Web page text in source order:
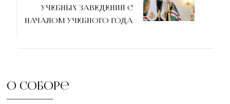
УЧЕБНЫХ ЗАВЕДЕНИЙ С
НАЧАЛОМ УЧЕБНОГО ГОДА
О соборе